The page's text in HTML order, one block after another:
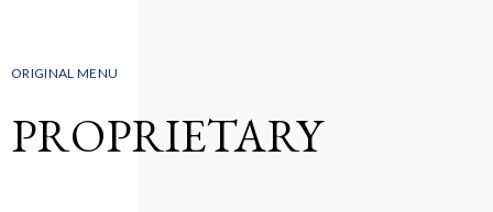
ORIGINAL MENU
PROPRIETARY